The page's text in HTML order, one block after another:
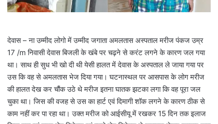
देवास – ना उम्मीद लोगो में उम्मीद जगाता अमलतास अस्पताल मरीज पंकज उम्र
17 /m निवासी देवास बिजली के खंबे पर चढ़ने से करंट लगने के कारण जल गया
था। साथ ही सुध भी खो दी थी येसी हालत में देवास के अस्पताल ले जाया गया पर
उस कि वह से अमलतास भेज दिया गया। घटनास्थल पर आसपास के लोग मरीज
की हालत देख कर चौंक उठे थे मरीज इतना घातक झटका लगा कि वह पूरा जल
चुका था। जिस की वजह से उस का हार्ट एवं दिमागी शॉक लगने के कारण ठीक से
काम नहीं कर पा रहा था। उक्त मरीज को आईसीयू में रखकर 15 दिन तक इलाज